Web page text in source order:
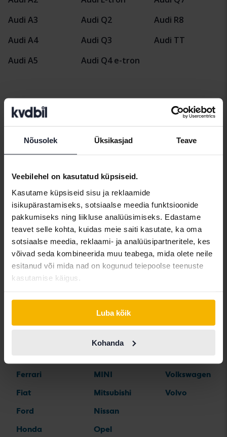
Nõusolek Üksikasjad Teave
Veebilehel on kasutatud küpsiseid.
Kasutame küpsiseid sisu ja reklaamide
isikupärastamiseks, sotsiaalse meedia funktsioonide
pakkumiseks ning liikluse analüüsimiseks. Edastame
teavet selle kohta, kuidas meie saiti kasutate, ka oma
sotsiaalse meedia, reklaami- ja analüüsipartneritele, kes
võivad seda kombineerida muu teabega, mida olete neile
esitanud või mida nad on kogunud teiepoolse teenuste
kasutamise käigus.
Luba kõik
Kohanda
Audi A3
Audi A4
Audi A5
Audi Q2
Audi Q3
Audi Q4 e-tron
Audi R8
Audi TT
Alfa Romeo
Aston Martin
Audi
Bentley
BMW
BYD
Cadillac
Chevrolet
Chrysler
Ferrari
Fiat
Ford
Honda
Iveco
Jaguar
Jeep
KIA
Land Rover
Lexus
Maserati
Mercedes
MINI
Mitsubishi
Nissan
Opel
Renault
Rolls-Royce
Saab
SEAT
Subaru
Volkswagen
Volvo